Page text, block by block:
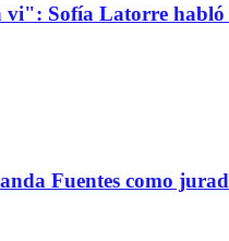
Sofía Latorre habló
Fuentes como